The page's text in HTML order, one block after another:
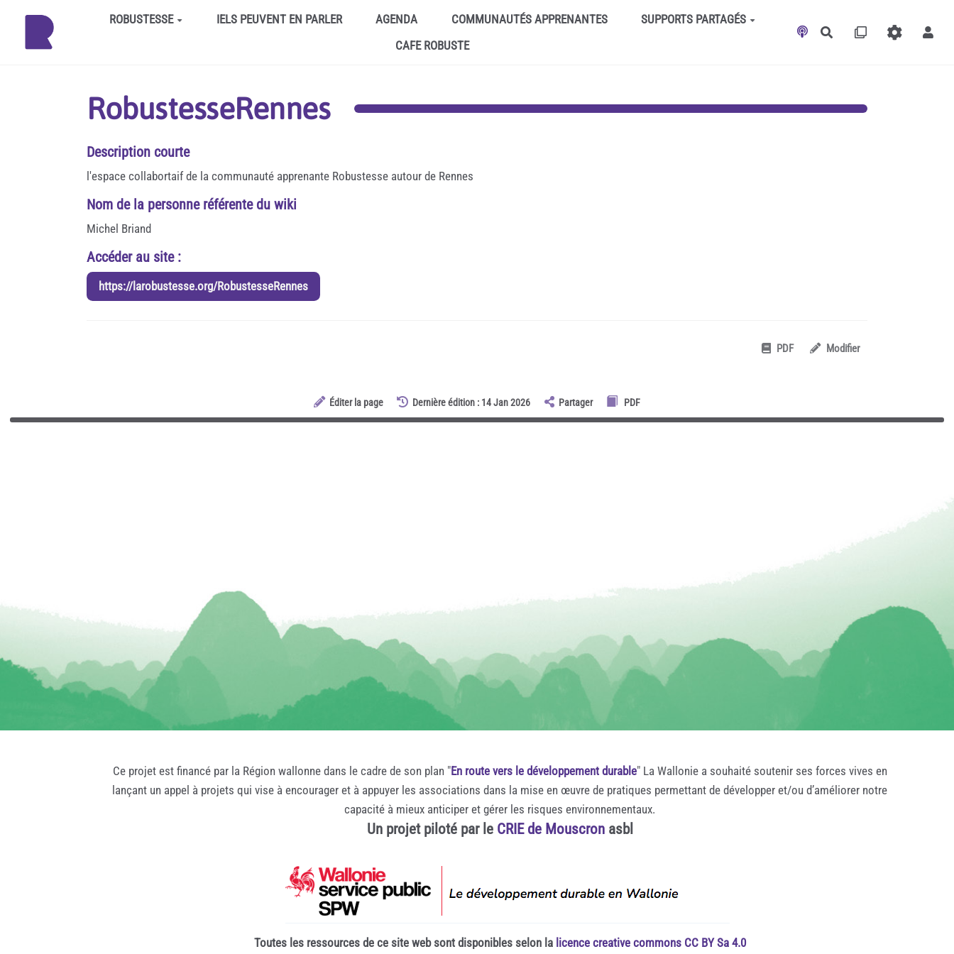
Aller au contenu principalROBUSTESSE IELS PEUVENT EN PARLER AGENDA COMMUNAUTÉS APPRENANTES
SUPPORTS PARTAGÉS
CAFE ROBUSTE
Rechercher
RobustesseRennes
Description courte
l'espace collabortaif de la communauté apprenante Robustesse autour de Rennes
Nom de la personne référente du wiki
Michel Briand
Accéder au site :
https://larobustesse.org/RobustesseRennes
PDF Modifier
Éditer la page Dernière édition : 14 Jan 2026 Partager PDF
Ce projet est financé par la Région wallonne dans le cadre de son plan "En route vers le développement durable" La Wallonie a souhaité soutenir ses forces vives en
lançant un appel à projets qui vise à encourager et à appuyer les associations dans la mise en œuvre de pratiques permettant de développer et/ou d’améliorer notre
capacité à mieux anticiper et gérer les risques environnementaux.
Un projet piloté par le CRIE de Mouscronasbl
Toutes les ressources de ce site web sont disponibles selon la licence creative commons CC BY Sa 4.0